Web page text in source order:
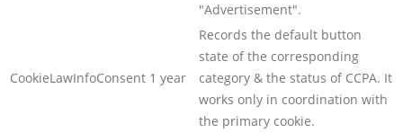
"Advertisement".
CookieLawInfoConsent 1 year
Records the default button
state of the corresponding
category & the status of CCPA. It
works only in coordination with
the primary cookie.